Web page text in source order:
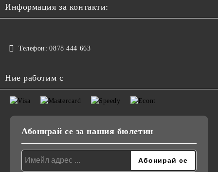
Информация за контакти:
Телефон: 0878 444 663
Ние работим с
Абонирай се за нашия бюлетин